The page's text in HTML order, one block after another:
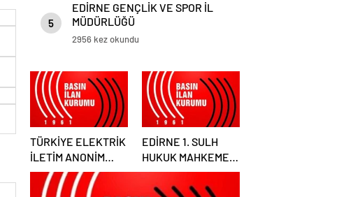
5
EDİRNE GENÇLİK VE SPOR İL
MÜDÜRLÜĞÜ
2956 kez okundu
TÜRKİYE ELEKTRİK
İLETİM ANONİM
ŞİRKETİ GENEL
MÜDÜRLÜĞÜ
EDİRNE 1. SULH
HUKUK MAHKEMESİ
HAKİMLİĞİ SATIŞ
MEMURLUĞU